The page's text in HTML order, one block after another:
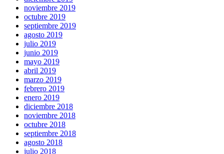
noviembre 2019
octubre 2019
septiembre 2019
agosto 2019
julio 2019
junio 2019
mayo 2019
abril 2019
marzo 2019
febrero 2019
enero 2019
diciembre 2018
noviembre 2018
octubre 2018
septiembre 2018
agosto 2018
julio 2018